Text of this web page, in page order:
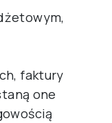
faktury
one